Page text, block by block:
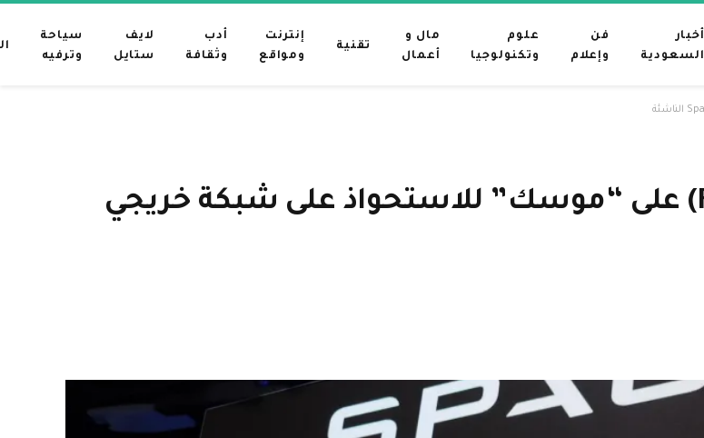
أخبار
السعودية
فن
وإعلام
علوم
وتكنولوجيا
مال و
أعمال
تقنية
إنترنت
ومواقع
أدب
وثقافة
لايف
ستايل
سياحة
وترفيه
وافقت لجنة التجارة الفيدرالية (FTC) على “موسك” للاستحواذ على شبكة خريجي